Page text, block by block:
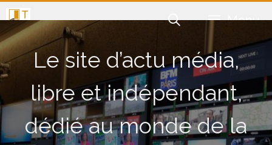
Aller
au
contenu
Menu
Le site d’actu média,
libre et indépendant,
dédié au monde de la